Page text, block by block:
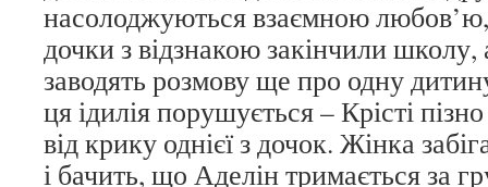
насолоджуються взаємною любов’ю,
дочки з відзнакою закінчили школу,
заводять розмову ще про одну
ця ідилія порушується – Крісті
від крику однієї з дочок. Жінка
і бачить, що Аделін тримається за